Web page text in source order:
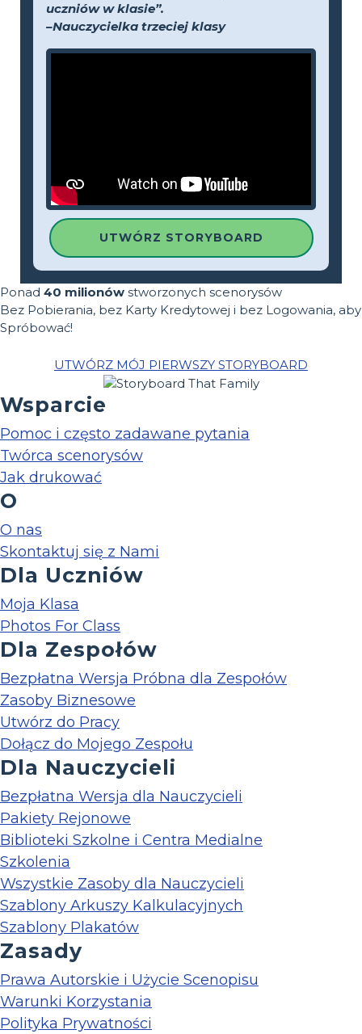
uczniów w klasie”.
–Nauczycielka trzeciej klasy
UTWÓRZ STORYBOARD
Ponad 40 milionów stworzonych scenorysów
Bez Pobierania, bez Karty Kredytowej i bez Logowania, aby
Spróbować!
UTWÓRZ MÓJ PIERWSZY STORYBOARD
Wsparcie
Pomoc i często zadawane pytania
Twórca scenorysów
Jak drukować
O
O nas
Skontaktuj się z Nami
Dla Uczniów
Moja Klasa
Photos For Class
Dla Zespołów
Bezpłatna Wersja Próbna dla Zespołów
Zasoby Biznesowe
Utwórz do Pracy
Dołącz do Mojego Zespołu
Dla Nauczycieli
Bezpłatna Wersja dla Nauczycieli
Pakiety Rejonowe
Biblioteki Szkolne i Centra Medialne
Szkolenia
Wszystkie Zasoby dla Nauczycieli
Szablony Arkuszy Kalkulacyjnych
Szablony Plakatów
Zasady
Prawa Autorskie i Użycie Scenopisu
Warunki Korzystania
Polityka Prywatności